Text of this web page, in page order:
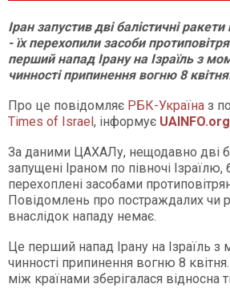
Іран запустив дві балістичні ракети
- їх перехопили засоби
перший напад Ірану на Ізраїль з
чинності припинення вогню 8
Про це повідомляє РБК-Україна з
Times of Israel , інформує UAINFO.org
За даними ЦАХАЛу, нещодавно дві
запущені Іраном по півночі Ізраїлю,
перехоплені засобами
Повідомлень про постраждалих чи
внаслідок нападу немає.
Це перший напад Ірану на Ізраїль з
чинності припинення вогню 8
між країнами зберігалася відносна